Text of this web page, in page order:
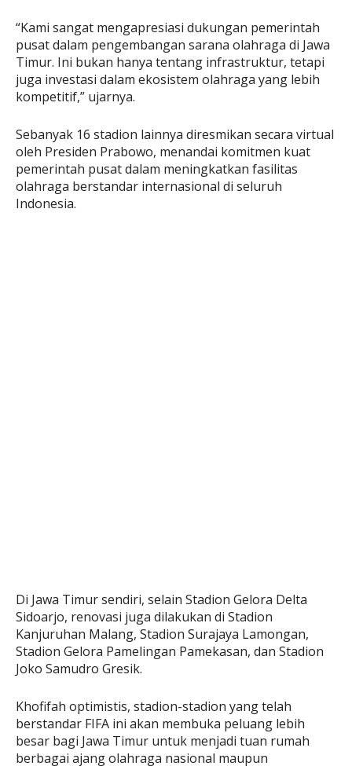
“Kami sangat mengapresiasi dukungan pemerintah
pusat dalam pengembangan sarana olahraga di Jawa
Timur. Ini bukan hanya tentang infrastruktur, tetapi
juga investasi dalam ekosistem olahraga yang lebih
kompetitif,” ujarnya.
Sebanyak 16 stadion lainnya diresmikan secara virtual
oleh Presiden Prabowo, menandai komitmen kuat
pemerintah pusat dalam meningkatkan fasilitas
olahraga berstandar internasional di seluruh
Indonesia.
Di Jawa Timur sendiri, selain Stadion Gelora Delta
Sidoarjo, renovasi juga dilakukan di Stadion
Kanjuruhan Malang, Stadion Surajaya Lamongan,
Stadion Gelora Pamelingan Pamekasan, dan Stadion
Joko Samudro Gresik.
Khofifah optimistis, stadion-stadion yang telah
berstandar FIFA ini akan membuka peluang lebih
besar bagi Jawa Timur untuk menjadi tuan rumah
berbagai ajang olahraga nasional maupun